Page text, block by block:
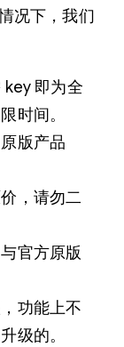
况下，我们
key 即为全
时间。
版产品
，请勿二
官方原版
功能上不
级的。